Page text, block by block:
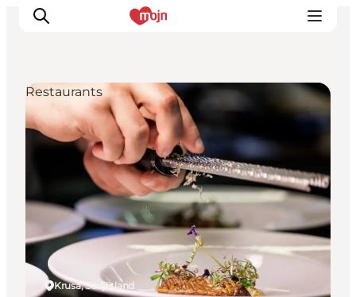
Erlebnisse
Städte und Regionen
Events
Übernachtung
Plane deine Reise
Booking
Kruså, Südjütland
Restaurants